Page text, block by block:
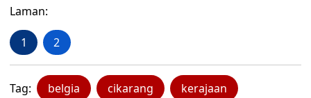
Laman:
1 2
Tag: belgia cikarang kerajaan